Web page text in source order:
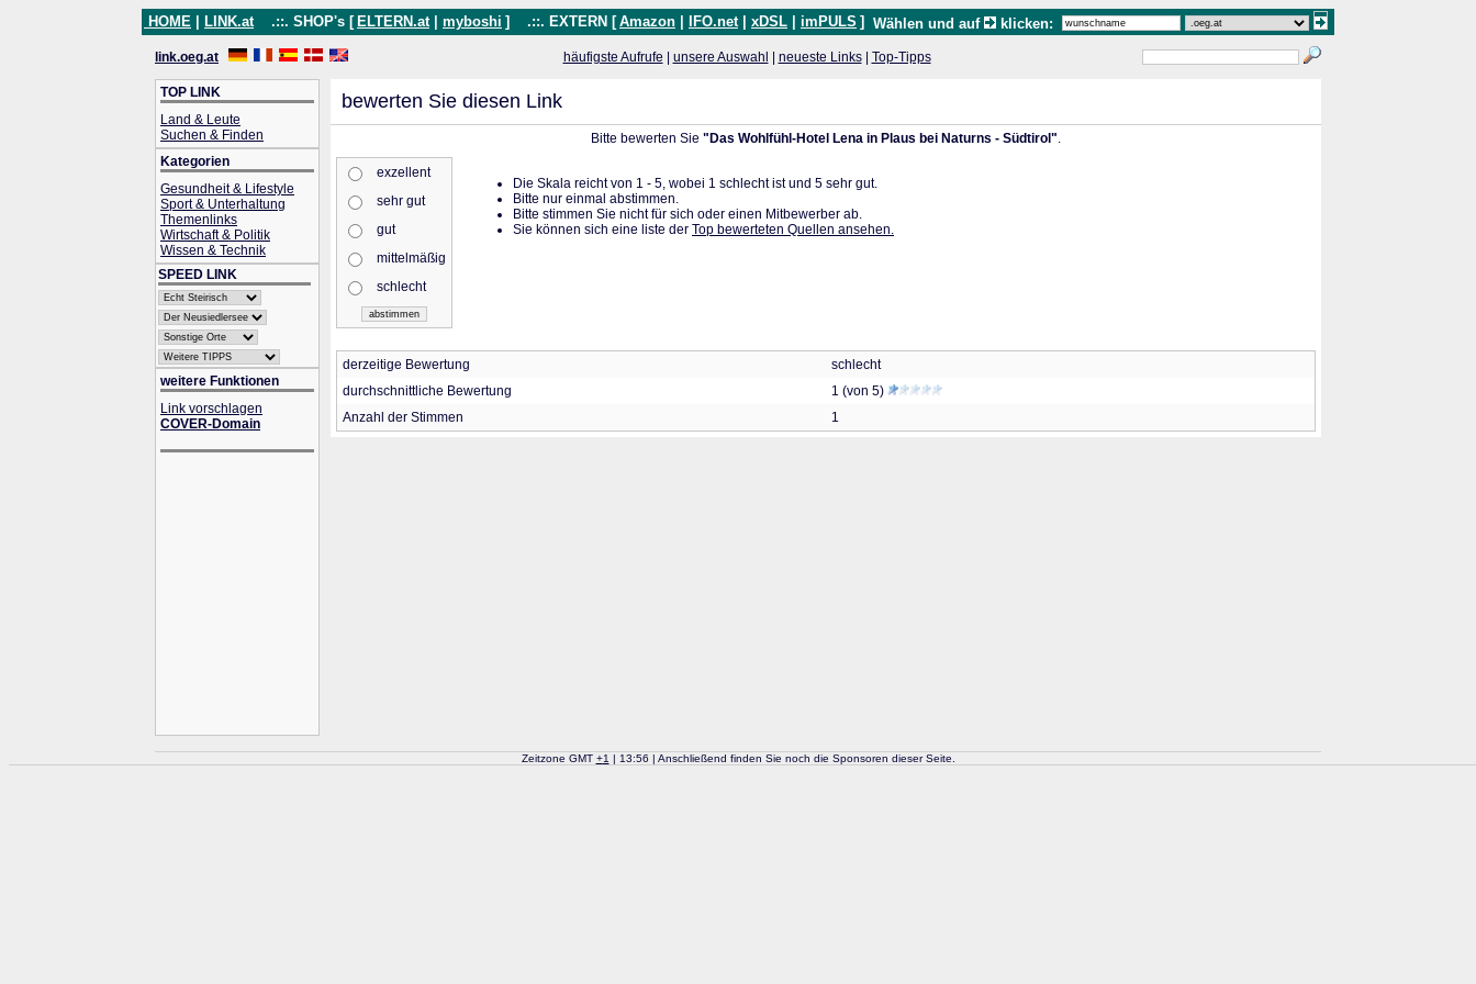
HOME LINK.at .::. SHOP's [ ELTERN.at myboshi ] .::. EXTERN [ Amazon IFO.net xDSL imPULS ] Wählen und auf klicken:
link.oeg.at häufigste Aufrufe unsere Auswahl neueste Links| Top-Tipps
TOP LINK
Land & Leute
Suchen & Finden
Kategorien
Gesundheit & Lifestyle
Sport & Unterhaltung
Themenlinks
Wirtschaft & Politik
Wissen & Technik
SPEED LINK
weitere Funktionen
Link vorschlagen
COVER-Domain
bewerten Sie diesen Link
Bitte bewerten Sie "Das Wohlfühl-Hotel Lena in Plaus bei Naturns - Südtirol".
exzellent
sehr gut
gut
mittelmäßig
schlecht
Die Skala reicht von 1 - 5, wobei 1 schlecht ist und 5 sehr gut.
Bitte nur einmal abstimmen.
Bitte stimmen Sie nicht für sich oder einen Mitbewerber ab.
Sie können sich eine liste der Top bewerteten Quellen ansehen.
derzeitige Bewertung
schlecht
durchschnittliche Bewertung
1 (von 5)
Anzahl der Stimmen
1
Zeitzone GMT +1 | 13:56 | Anschließend finden Sie noch die Sponsoren dieser Seite.